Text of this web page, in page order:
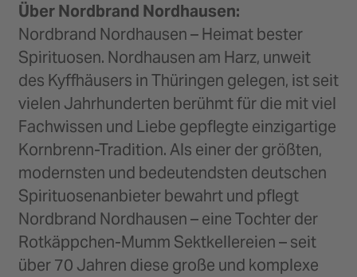
Über Nordbrand Nordhausen:
Nordbrand Nordhausen – Heimat bester
Spirituosen. Nordhausen am Harz, unweit
des Kyffhäusers in Thüringen gelegen, ist seit
vielen Jahrhunderten berühmt für die mit viel
Fachwissen und Liebe gepflegte einzigartige
Kornbrenn-Tradition. Als einer der größten,
modernsten und bedeutendsten deutschen
Spirituosenanbieter bewahrt und pflegt
Nordbrand Nordhausen – eine Tochter der
Rotkäppchen-Mumm Sektkellereien – seit
über 70 Jahren diese große und komplexe